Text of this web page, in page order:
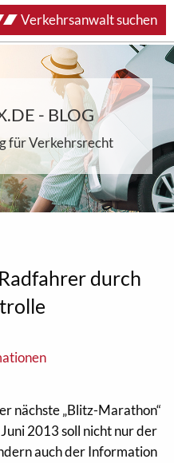
- BLOG
für Verkehrsrecht
durch
nächste „Blitz-Marathon“
2013 soll nicht nur der
auch der Information
Verkehrsanwalt suchen